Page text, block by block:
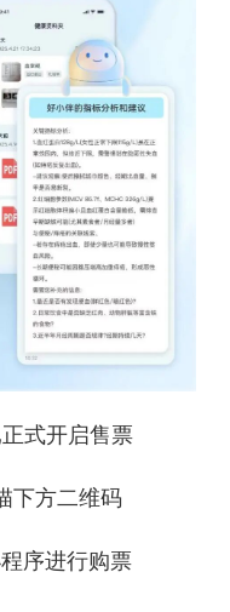
式开启售票
下方二维码
序进行购票